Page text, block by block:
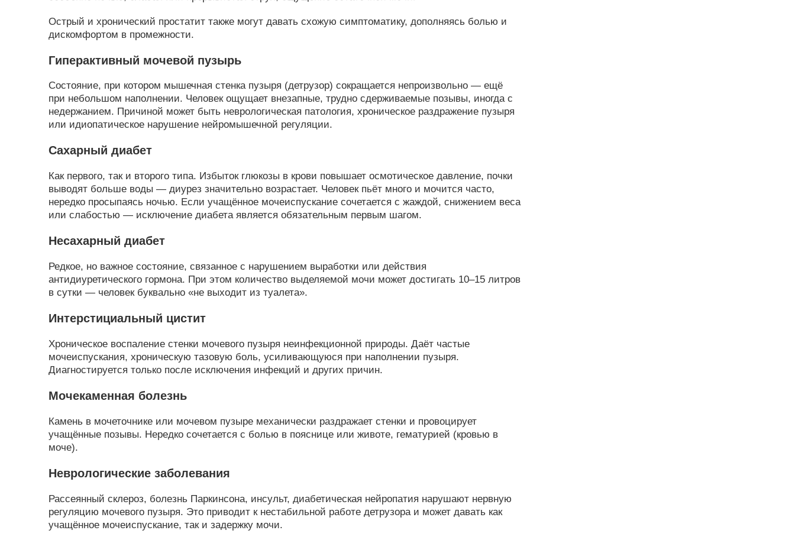
Острый и хронический простатит также могут давать схожую симптоматику, дополняясь болью и
дискомфортом в промежности.
Гиперактивный мочевой пузырь
Состояние, при котором мышечная стенка пузыря (детрузор) сокращается непроизвольно — ещё
при небольшом наполнении. Человек ощущает внезапные, трудно сдерживаемые позывы, иногда с
недержанием. Причиной может быть неврологическая патология, хроническое раздражение пузыря
или идиопатическое нарушение нейромышечной регуляции.
Сахарный диабет
Как первого, так и второго типа. Избыток глюкозы в крови повышает осмотическое давление, почки
выводят больше воды — диурез значительно возрастает. Человек пьёт много и мочится часто,
нередко просыпаясь ночью. Если учащённое мочеиспускание сочетается с жаждой, снижением веса
или слабостью — исключение диабета является обязательным первым шагом.
Несахарный диабет
Редкое, но важное состояние, связанное с нарушением выработки или действия
антидиуретического гормона. При этом количество выделяемой мочи может достигать 10–15 литров
в сутки — человек буквально «не выходит из туалета».
Интерстициальный цистит
Хроническое воспаление стенки мочевого пузыря неинфекционной природы. Даёт частые
мочеиспускания, хроническую тазовую боль, усиливающуюся при наполнении пузыря.
Диагностируется только после исключения инфекций и других причин.
Мочекаменная болезнь
Камень в мочеточнике или мочевом пузыре механически раздражает стенки и провоцирует
учащённые позывы. Нередко сочетается с болью в пояснице или животе, гематурией (кровью в
моче).
Неврологические заболевания
Рассеянный склероз, болезнь Паркинсона, инсульт, диабетическая нейропатия нарушают нервную
регуляцию мочевого пузыря. Это приводит к нестабильной работе детрузора и может давать как
учащённое мочеиспускание, так и задержку мочи.